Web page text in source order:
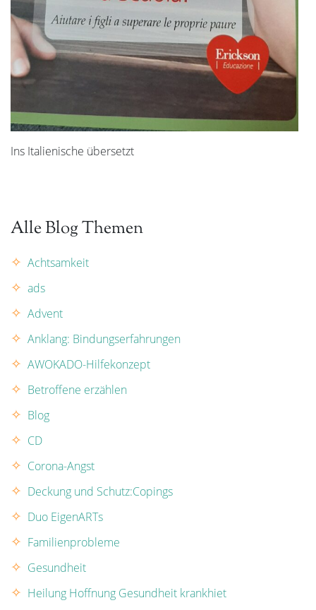
Ins Italienische übersetzt
Alle Blog Themen
Achtsamkeit
ads
Advent
Anklang: Bindungserfahrungen
AWOKADO-Hilfekonzept
Betroffene erzählen
Blog
CD
Corona-Angst
Deckung und Schutz:Copings
Duo EigenARTs
Familienprobleme
Gesundheit
Heilung Hoffnung Gesundheit krankhiet